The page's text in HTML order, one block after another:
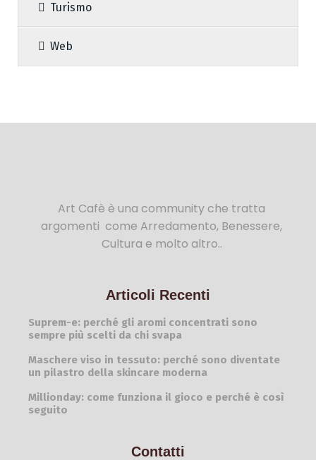
Turismo
Web
Art Cafè è una community che tratta
argomenti come Arredamento, Benessere,
Cultura e molto altro..
Articoli Recenti
Suprem-e: perché gli aromi concentrati sono
sempre più scelti da chi svapa
Maschere viso in tessuto: perché sono diventate
un pilastro della skincare moderna
Millionday: come funziona il gioco e perché è così
seguito
Contatti